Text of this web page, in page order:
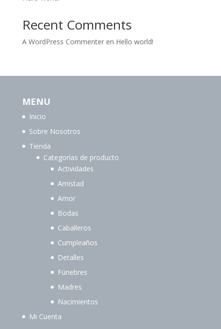
Recent Comments
A WordPress Commenteren Hello world!
MENU
Inicio
Sobre Nosotros
Tienda
Categorías de producto
Actividades
Amistad
Amor
Bodas
Caballeros
Cumpleaños
Detalles
Fúnebres
Madres
Nacimientos
Mi Cuenta